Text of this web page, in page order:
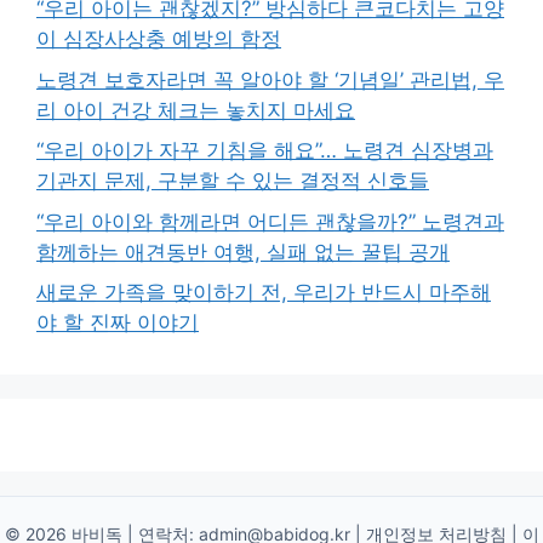
“우리 아이는 괜찮겠지?” 방심하다 큰코다치는 고양
이 심장사상충 예방의 함정
노령견 보호자라면 꼭 알아야 할 ‘기념일’ 관리법, 우
리 아이 건강 체크는 놓치지 마세요
“우리 아이가 자꾸 기침을 해요”… 노령견 심장병과
기관지 문제, 구분할 수 있는 결정적 신호들
“우리 아이와 함께라면 어디든 괜찮을까?” 노령견과
함께하는 애견동반 여행, 실패 없는 꿀팁 공개
새로운 가족을 맞이하기 전, 우리가 반드시 마주해
야 할 진짜 이야기
© 2026 바비독 | 연락처: admin@babidog.kr| 개인정보 처리방침 이